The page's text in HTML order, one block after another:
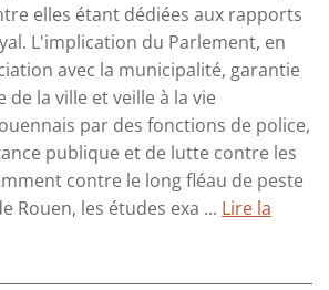
elles étant dédiées aux rapports
L'implication du Parlement, en
avec la municipalité, garantie
de la ville et veille à la vie
par des fonctions de police,
publique et de lutte contre les
contre le long fléau de peste
Rouen, les études exa ... Lire la